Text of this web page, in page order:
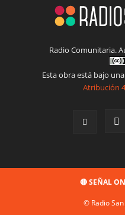
Radio Comunitaria.
Esta obra está bajo una
Atribución
🔴 SEÑAL
© Radio San